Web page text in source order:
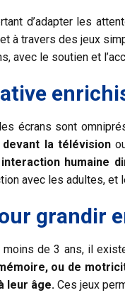
d’adapter les
à travers des jeux
avec le soutien et
écrans sont
la télévision
humaine
avec les adultes,
grandir
de 3 ans, il
ou de
leur âge. Ces jeux